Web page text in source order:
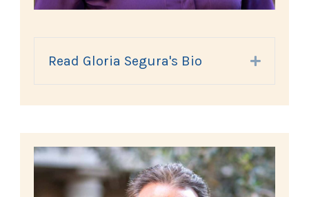
Read Gloria Segura's Bio Expand